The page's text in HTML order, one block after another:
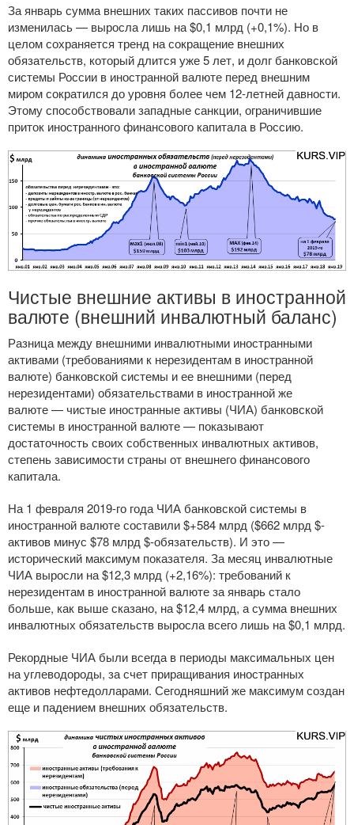
За январь сумма внешних таких пассивов почти не
изменилась — выросла лишь на $0,1 млрд (+0,1%). Но в
целом сохраняется тренд на сокращение внешних
обязательств, который длится уже 5 лет, и долг банковской
системы России в иностранной валюте перед внешним
миром сократился до уровня более чем 12-летней давности.
Этому способствовали западные санкции, ограничившие
приток иностранного финансового капитала в Россию.
Чистые внешние активы в иностранной
валюте (внешний инвалютный баланс)
Разница между внешними инвалютными иностранными
активами (требованиями к нерезидентам в иностранной
валюте) банковской системы и ее внешними (перед
нерезидентами) обязательствами в иностранной же
валюте — чистые иностранные активы (ЧИА) банковской
системы в иностранной валюте — показывают
достаточность своих собственных инвалютных активов,
степень зависимости страны от внешнего финансового
капитала.
На 1 февраля 2019-го года ЧИА банковской системы в
иностранной валюте составили $+584 млрд ($662 млрд $-
активов минус $78 млрд $-обязательств). И это —
исторический максимум показателя. За месяц инвалютные
ЧИА выросли на $12,3 млрд (+2,16%): требований к
нерезидентам в иностранной валюте за январь стало
больше, как выше сказано, на $12,4 млрд, а сумма внешних
инвалютных обязательств выросла всего лишь на $0,1 млрд.
Рекордные ЧИА были всегда в периоды максимальных цен
на углеводороды, за счет приращивания иностранных
активов нефтедолларами. Сегодняшний же максимум создан
еще и падением внешних обязательств.